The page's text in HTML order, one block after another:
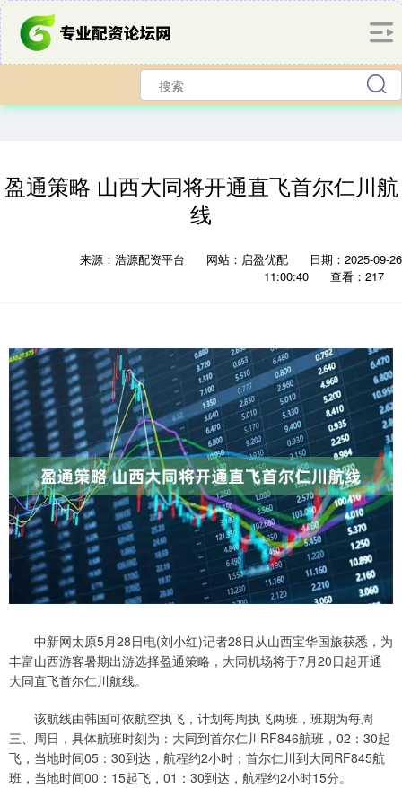
盈通策略 山西大同将开通直飞首尔仁川航
线
来源：浩源配资平台 网站：启盈优配
日期：2025-09-26
11:00:40
查看：217
中新网太原5月28日电(刘小红)记者28日从山西宝华国旅获悉，为
丰富山西游客暑期出游选择盈通策略，大同机场将于7月20日起开通
大同直飞首尔仁川航线。
该航线由韩国可依航空执飞，计划每周执飞两班，班期为每周
三、周日，具体航班时刻为：大同到首尔仁川RF846航班，02：30起
飞，当地时间05：30到达，航程约2小时；首尔仁川到大同RF845航
班，当地时间00：15起飞，01：30到达，航程约2小时15分。